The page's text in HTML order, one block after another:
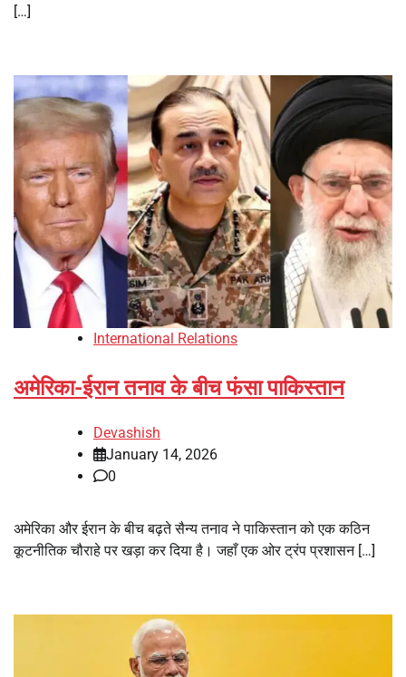
[…]
International Relations
अमेरिका-ईरान तनाव के बीच फंसा पाकिस्तान
Devashish
January 14, 2026
0
अमेरिका और ईरान के बीच बढ़ते सैन्य तनाव ने पाकिस्तान को एक कठिन
कूटनीतिक चौराहे पर खड़ा कर दिया है। जहाँ एक ओर ट्रंप प्रशासन […]